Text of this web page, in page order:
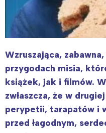
Wzruszająca,
przygodach misia,
książek, jak i filmów.
zwłaszcza, że w
perypetii, tarapatów i
przed łagodnym,